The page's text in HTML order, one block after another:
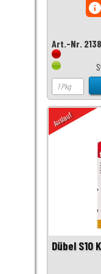
Art.-Nr.
Auslauf
Dübel S10